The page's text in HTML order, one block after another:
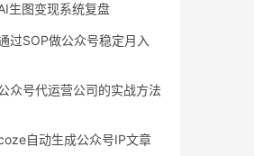
生图变现系统复盘
过SOP做公众号稳定月入
众号代运营公司的实战方法
自动生成公众号IP文章